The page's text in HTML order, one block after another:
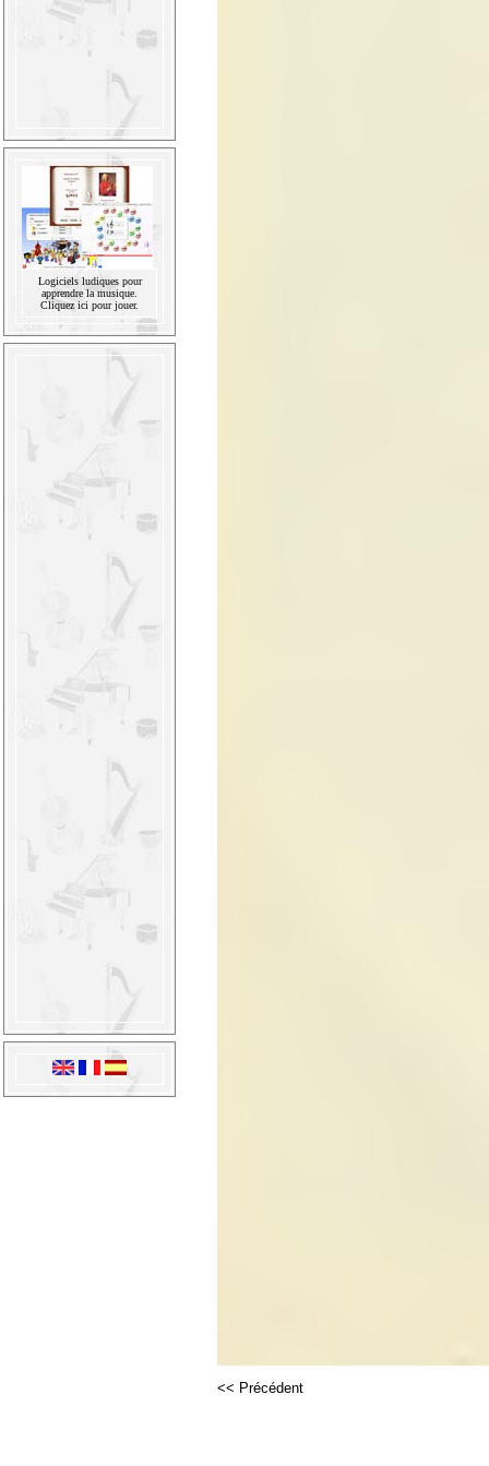
Logiciels ludiques pour
apprendre la musique.
Cliquez ici pour jouer.
<< Précédent